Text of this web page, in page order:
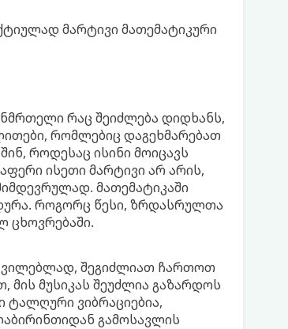
მარტივი მათემატიკური
რაც შეიძლება დიდხანს,
რომლებიც დაგეხმარებათ
როდესაც ისინი მოიცავს
ისეთი მარტივი არ არის,
მათემატიკაში
როგორც წესი, ზრდასრულთა
ცხოვრებაში.
შეგიძლიათ ჩართოთ
მის მუსიკას შეუძლია გაზარდოს
ტალღური ვიბრაციებია,
გამოსავლის